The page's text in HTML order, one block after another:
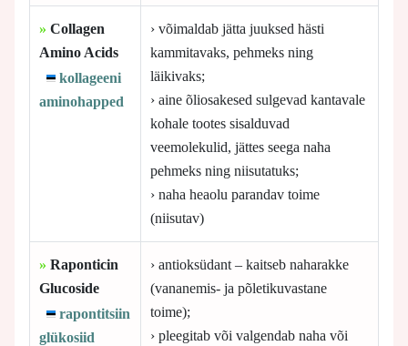
» Collagen
Amino Acids
kollageeni
aminohapped
› võimaldab jätta juuksed hästi
kammitavaks, pehmeks ning
läikivaks;
› aine õliosakesed sulgevad kantavale
kohale tootes sisalduvad
veemolekulid, jättes seega naha
pehmeks ning niisutatuks;
› naha heaolu parandav toime
(niisutav)
» Raponticin
Glucoside
rapontitsiin
glükosiid
› antioksüdant – kaitseb naharakke
(vananemis- ja põletikuvastane
toime);
› pleegitab või valgendab naha või